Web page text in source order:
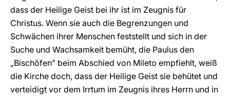
dass der Heilige Geist bei ihr ist im Zeugnis für
Christus. Wenn sie auch die Begrenzungen und
Schwächen ihrer Menschen feststellt und sich in der
Suche und Wachsamkeit bemüht, die Paulus den
„Bischöfen” beim Abschied von Mileto empfiehlt, weiß
die Kirche doch, dass der Heilige Geist sie behütet und
verteidigt vor dem Irrtum im Zeugnis ihres Herrn und in